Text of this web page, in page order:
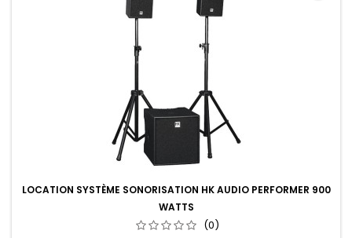
LOCATION SYSTÈME SONORISATION HK AUDIO PERFORMER 900
WATTS
(0)